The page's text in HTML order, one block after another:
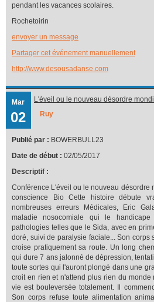
pendant les vacances scolaires.
Rochetoirin
envoyer un message
Partager cet événement manuellement
http://www.desousadanse.com
Mar
02
L'éveil ou le nouveau désordre
Ruy
Publié par : BOWERBULL23
Date de début : 02/05/2017
Descriptif :
Conférence L'éveil ou le nouveau désordre
conscience Bio Cette histoire débute
nombreuses erreurs Médicales, Eric
maladie nosocomiale qui le
pathologies telles que le Sida, avec en
doré, suivi de paralysie faciale... Son corps
croise pratiquement sa route. Un long
qui dure 7 ans jalonné de dépression,
toute sortes qui l'auront plongé dans une
croit en rien et n'attend plus rien du
vie est bouleversée totalement. Il
Son corps refuse toute alimentation